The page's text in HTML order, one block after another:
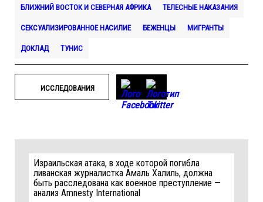
БЛИЖНИЙ ВОСТОК И СЕВЕРНАЯ АФРИКА ТЕЛЕСНЫЕ НАКАЗАНИЯ
СЕКСУАЛИЗИРОВАННОЕ НАСИЛИЕ БЕЖЕНЦЫ МИГРАНТЫ
ДОКЛАД ТУНИС
ИССЛЕДОВАНИЯ
Израильская атака, в ходе которой погибла
ливанская журналистка Амаль Халиль, должна
быть расследована как военное преступление —
анализ Amnesty International